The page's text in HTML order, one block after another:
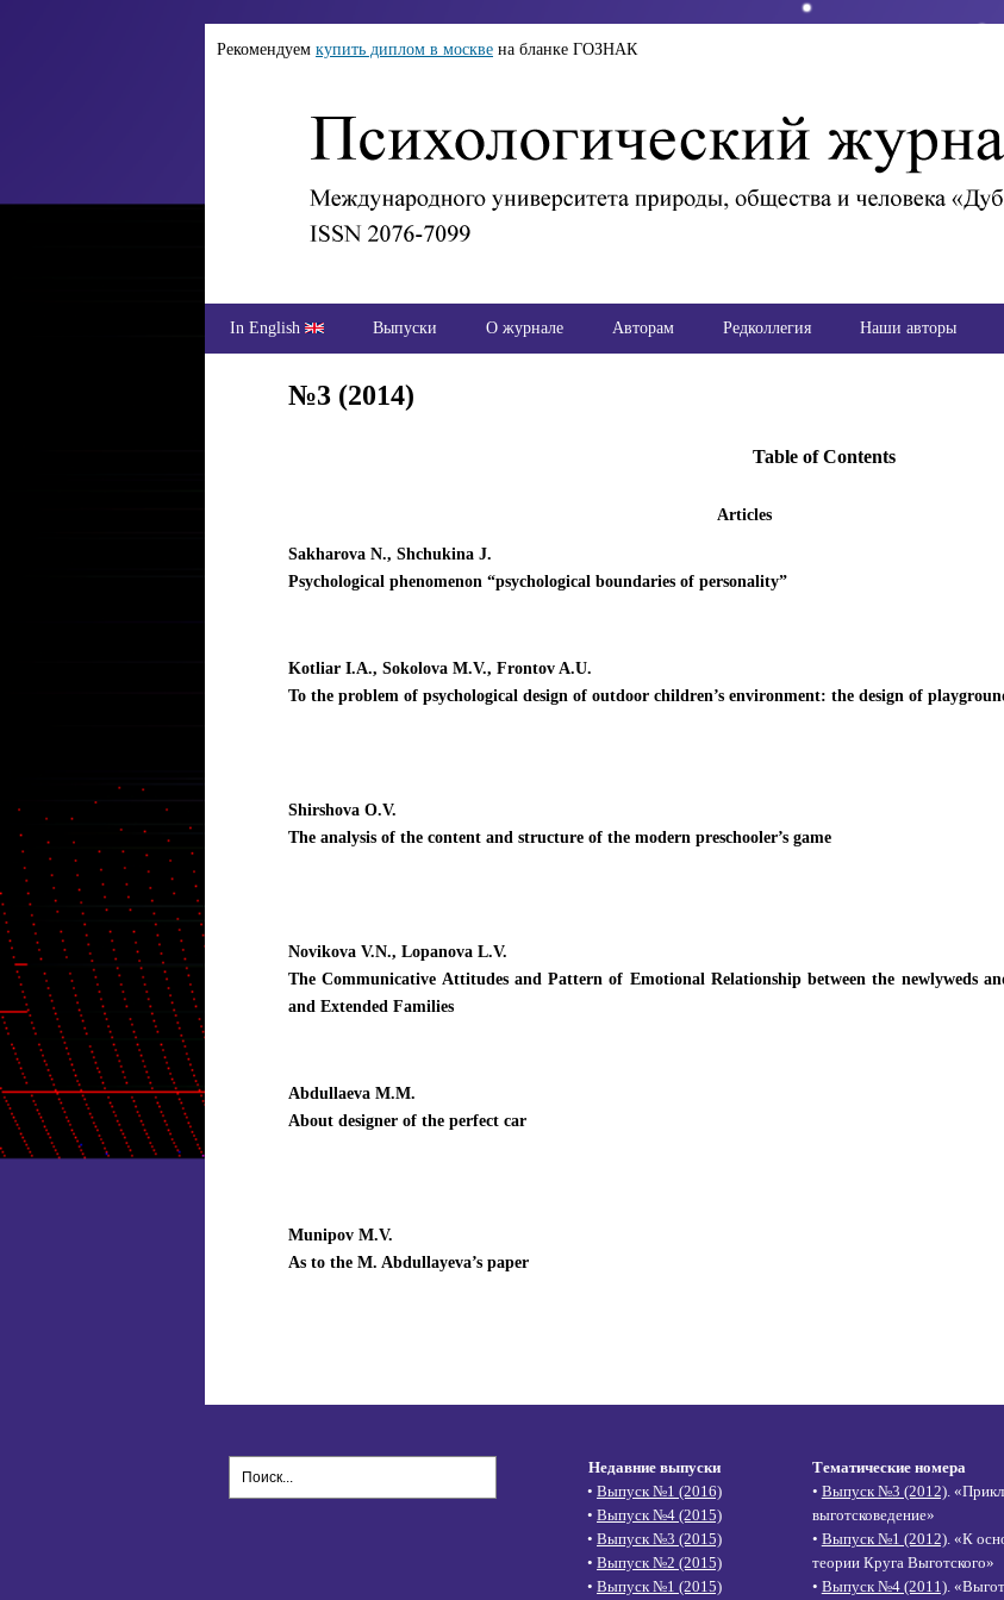
Рекомендуем купить диплом в москве на бланке ГОЗНАК
In English Выпуски О журнале Авторам Редколлегия Наши авторы
№3 (2014)
Table of Contents
Articles
Sakharova N., Shchukina J.
Psychological phenomenon “psychological boundaries of personality”
Kotliar I.A., Sokolova M.V., Frontov A.U.
To the problem of psychological design of outdoor children’s environment: the design of
Shirshova O.V.
The analysis of the content and structure of the modern preschooler’s game
Novikova V.N., Lopanova L.V.
The Communicative Attitudes and Pattern of Emotional Relationship between the newlyweds
and Extended Families
Abdullaeva M.M.
About designer of the perfect car
Munipov M.V.
As to the M. Abdullayeva’s paper
Недавние выпуски
•Выпуск №1 (2016)
•Выпуск №4 (2015)
•Выпуск №3 (2015)
•Выпуск №2 (2015)
•Выпуск №1 (2015)
Тематические номера
• Выпуск №3 (2012).
выготсковедение»
• Выпуск №1 (2012). «К
теории Круга Выготского»
• Выпуск №4 (2011).